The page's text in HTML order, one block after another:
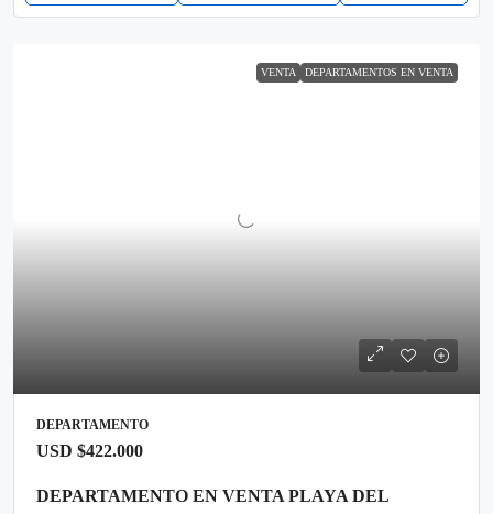
VENTA DEPARTAMENTOS EN VENTA
DEPARTAMENTO
USD $422.000
DEPARTAMENTO EN VENTA PLAYA DEL